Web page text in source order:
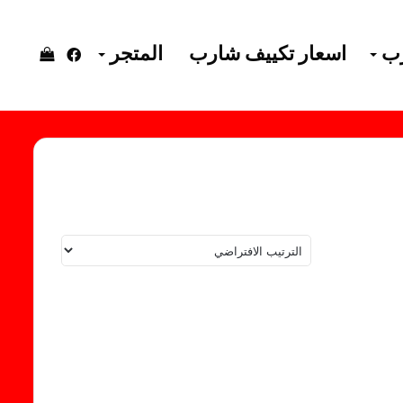
اسعار تكييف شارب المتجر فيسبوك